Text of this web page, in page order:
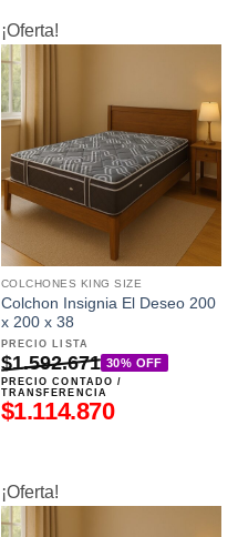
¡Oferta!
COLCHONES KING SIZE
Colchon Insignia El Deseo 200
x 200 x 38
PRECIO LISTA
$1.592.671 30% OFF
PRECIO CONTADO /
TRANSFERENCIA
$1.114.870
¡Oferta!